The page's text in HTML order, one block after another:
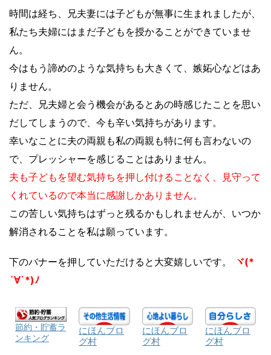
時間は経ち、兄夫妻には子どもが無事に生まれましたが、
私たち夫婦にはまだ子どもを授かることができていませ
ん。
今はもう諦めのような気持ちも大きくて、嫉妬心などはあ
りません。
ただ、兄夫婦と会う機会があるとあの時感じたことを思い
だしてしまうので、今も辛い気持ちがあります。
幸いなことに夫の両親も私の両親も特に何も言わないの
で、プレッシャーを感じることはありません。
夫も子どもを望む気持ちを押し付けることなく、見守って
くれているので本当に感謝しかありません。
この苦しい気持ちはずっと残るかもしれませんが、いつか
解消されることを私は願っています。
下のバナーを押していただけると大変嬉しいです。
ヾ(*
´∀`*)ﾉ
節約・貯蓄ラ
ンキング
にほんブロ
グ村
にほんブロ
グ村
にほんブロ
グ村